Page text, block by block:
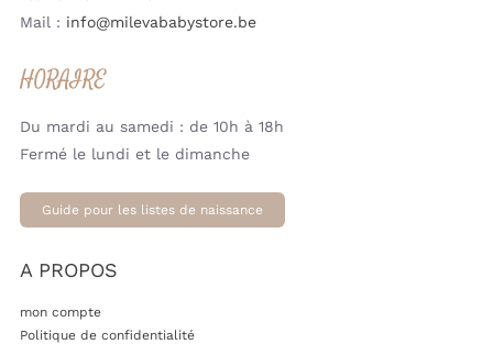
Mail : info@milevababystore.be
HORAIRE
Du mardi au samedi : de 10h à 18h
Fermé le lundi et le dimanche
Guide pour les listes de naissance
A PROPOS
mon compte
Politique de confidentialité